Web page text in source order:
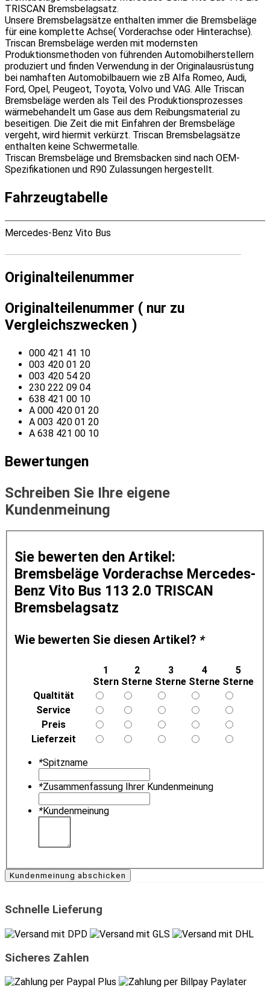
TRISCAN Bremsbelagsatz.
Unsere Bremsbelagsätze enthalten immer die Bremsbeläge
für eine komplette Achse( Vorderachse oder Hinterachse).
Triscan Bremsbeläge werden mit modernsten
Produktionsmethoden von führenden Automobilherstellern
produziert und finden Verwendung in der Originalausrüstung
bei namhaften Automobilbauern wie zB Alfa Romeo, Audi,
Ford, Opel, Peugeot, Toyota, Volvo und VAG. Alle Triscan
Bremsbeläge werden als Teil des Produktionsprozesses
wärmebehandelt um Gase aus dem Reibungsmaterial zu
beseitigen. Die Zeit die mit Einfahren der Bremsbeläge
vergeht, wird hiermit verkürzt. Triscan Bremsbelagsätze
enthalten keine Schwermetalle.
Triscan Bremsbeläge und Bremsbacken sind nach OEM-
Spezifikationen und R90 Zulassungen hergestellt.
Fahrzeugtabelle
Mercedes-Benz Vito Bus
Originalteilenummer
Originalteilenummer ( nur zu
Vergleichszwecken )
000 421 41 10
003 420 01 20
003 420 54 20
230 222 09 04
638 421 00 10
A 000 420 01 20
A 003 420 01 20
A 638 421 00 10
Bewertungen
Schreiben Sie Ihre eigene
Kundenmeinung
Sie bewerten den Artikel:
Bremsbeläge Vorderachse Mercedes-
Benz Vito Bus 113 2.0 TRISCAN
Bremsbelagsatz
Wie bewerten Sie diesen Artikel? *
1
Stern
2
Sterne
3
Sterne
4
Sterne
5
Sterne
Qualtität
Service
Preis
Lieferzeit
*Spitzname
*Zusammenfassung Ihrer Kundenmeinung
*Kundenmeinung
Kundenmeinung abschicken
Schnelle Lieferung
Sicheres Zahlen